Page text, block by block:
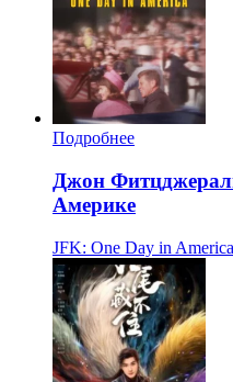
Подробнее
Джон
Америке
JFK: One Day in America